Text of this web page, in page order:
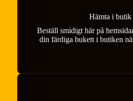
Hämta i butik
Beställ smidigt här på
din färdiga bukett i butiken